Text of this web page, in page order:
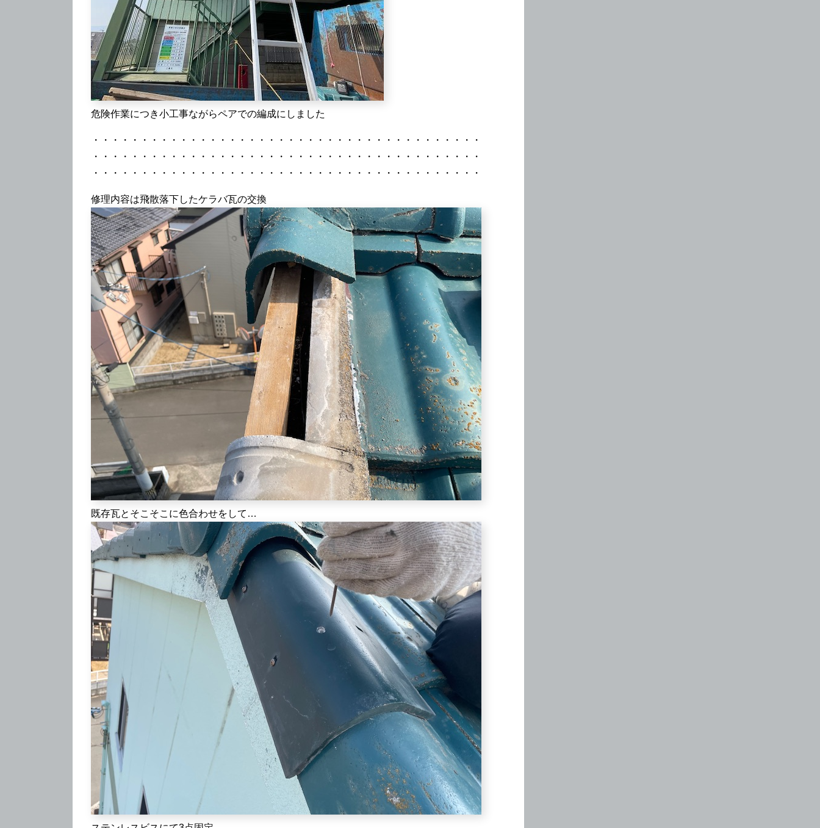
危険作業につき小工事ながらペアでの編成にしました
・・・・・・・・・・・・・・・・・・・・・・・・・・・・・・・・・・・・・・・・
・・・・・・・・・・・・・・・・・・・・・・・・・・・・・・・・・・・・・・・・
・・・・・・・・・・・・・・・・・・・・・・・・・・・・・・・・・・・・・・・・
修理内容は飛散落下したケラバ瓦の交換
既存瓦とそこそこに色合わせをして…